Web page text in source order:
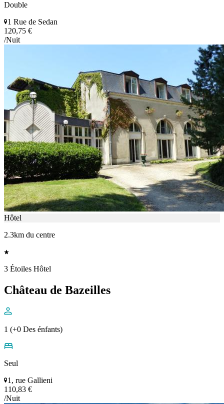
Double
1 Rue de Sedan
120,75 €
/Nuit
Hôtel
2.3km du centre
3 Étoiles Hôtel
Château de Bazeilles
1 (+0 Des énfants)
Seul
1, rue Gallieni
110,83 €
/Nuit